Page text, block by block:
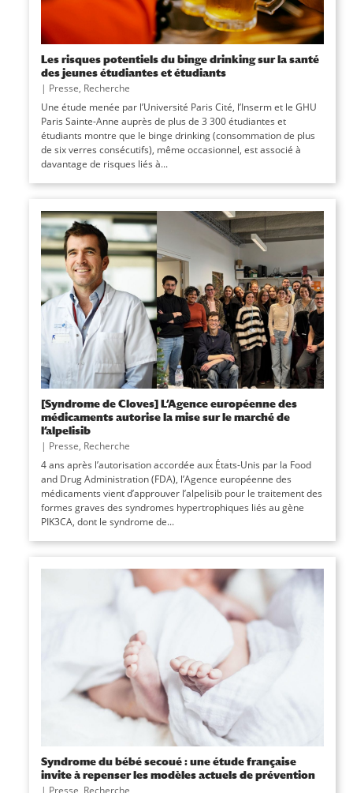
Les risques potentiels du binge drinking sur la santé
des jeunes étudiantes et étudiants
| Presse, Recherche
Une étude menée par l’Université Paris Cité, l’Inserm et le GHU
Paris Sainte-Anne auprès de plus de 3 300 étudiantes et
étudiants montre que le binge drinking (consommation de plus
de six verres consécutifs), même occasionnel, est associé à
davantage de risques liés à...
[Syndrome de Cloves] L’Agence européenne des
médicaments autorise la mise sur le marché de
l’alpelisib
| Presse, Recherche
4 ans après l’autorisation accordée aux États-Unis par la Food
and Drug Administration (FDA), l’Agence européenne des
médicaments vient d’approuver l’alpelisib pour le traitement des
formes graves des syndromes hypertrophiques liés au gène
PIK3CA, dont le syndrome de...
Syndrome du bébé secoué : une étude française
invite à repenser les modèles actuels de prévention
| Presse, Recherche